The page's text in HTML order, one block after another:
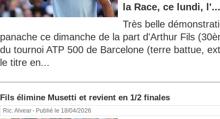
la Race, ce lundi, l'...
Très belle
panache ce dimanche de la part d'Arthur Fils
du tournoi ATP 500 de Barcelone (terre battue,
le titre en...
Fils élimine Musetti et revient en 1/2 finales
Ric. Alvear- Publié le 18/04/2026